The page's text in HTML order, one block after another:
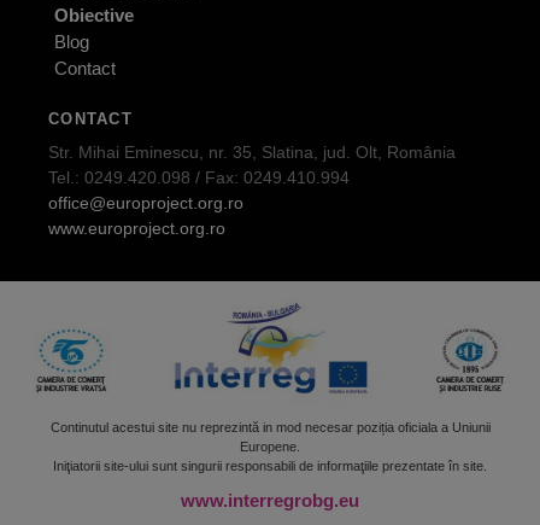
Obiective
Blog
Contact
CONTACT
Str. Mihai Eminescu, nr. 35, Slatina, jud. Olt, România
Tel.: 0249.420.098 / Fax: 0249.410.994
office@europroject.org.ro
www.europroject.org.ro
Continutul acestui site nu reprezintă in mod necesar poziția oficiala a Uniunii
Europene.
Iniţiatorii site-ului sunt singurii responsabili de informaţiile prezentate în site.
www.interregrobg.eu